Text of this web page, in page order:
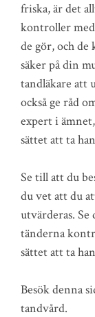
friska, är det
kontroller
de gör, och de
säker på din
tandläkare att
också ge råd
expert i
sättet att ta
Se till att du
du vet att du
utvärderas.
tänderna
sättet att ta
Besök denna
tandvård.